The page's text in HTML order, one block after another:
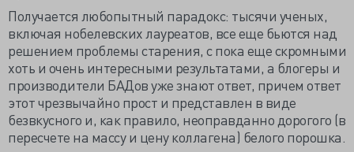
Получается любопытный парадокс: тысячи ученых,
включая нобелевских лауреатов, все еще бьются над
решением проблемы старения, с пока еще скромными
хоть и очень интересными результатами, а блогеры и
производители БАДов уже знают ответ, причем ответ
этот чрезвычайно прост и представлен в виде
безвкусного и, как правило, неоправданно дорогого (в
пересчете на массу и цену коллагена) белого порошка.